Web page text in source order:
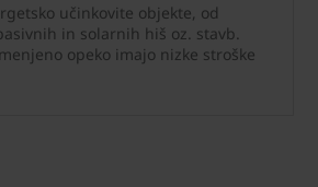
učinkovite objekte, od
in solarnih hiš oz. stavb.
opeko imajo nizke stroške